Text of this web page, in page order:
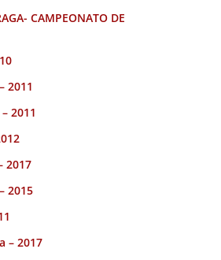
CAMPEONATO DE
2011
2011
2017
2015
– 2017